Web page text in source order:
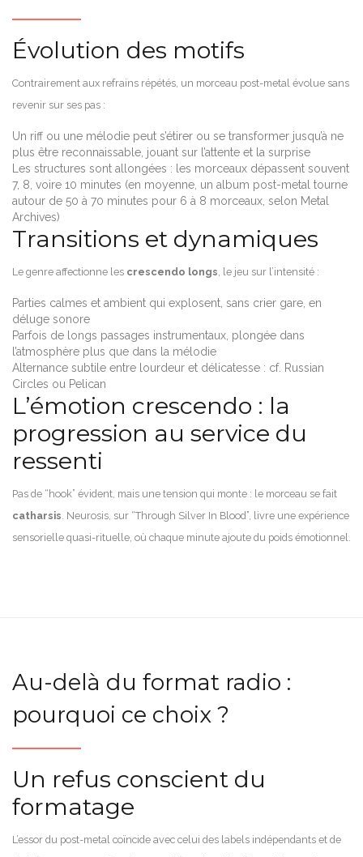
Évolution des motifs
Contrairement aux refrains répétés, un morceau post-metal évolue sans
revenir sur ses pas :
Un riff ou une mélodie peut s’étirer ou se transformer jusqu’à ne
plus être reconnaissable, jouant sur l’attente et la surprise
Les structures sont allongées : les morceaux dépassent souvent
7, 8, voire 10 minutes (en moyenne, un album post-metal tourne
autour de 50 à 70 minutes pour 6 à 8 morceaux, selon Metal
Archives)
Transitions et dynamiques
Le genre affectionne les crescendo longs , le jeu sur l’intensité :
Parties calmes et ambient qui explosent, sans crier gare, en
déluge sonore
Parfois de longs passages instrumentaux, plongée dans
l’atmosphère plus que dans la mélodie
Alternance subtile entre lourdeur et délicatesse : cf. Russian
Circles ou Pelican
L’émotion crescendo : la
progression au service du
ressenti
Pas de “hook” évident, mais une tension qui monte : le morceau se fait
catharsis . Neurosis, sur “Through Silver In Blood”, livre une expérience
sensorielle quasi-rituelle, où chaque minute ajoute du poids émotionnel.
Au-delà du format radio :
pourquoi ce choix ?
Un refus conscient du
formatage
L’essor du post-metal coïncide avec celui des labels indépendants et de